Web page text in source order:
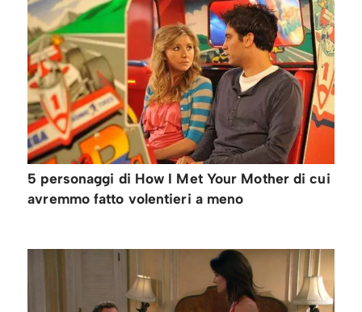
5 personaggi di How I Met Your Mother di cui
avremmo fatto volentieri a meno